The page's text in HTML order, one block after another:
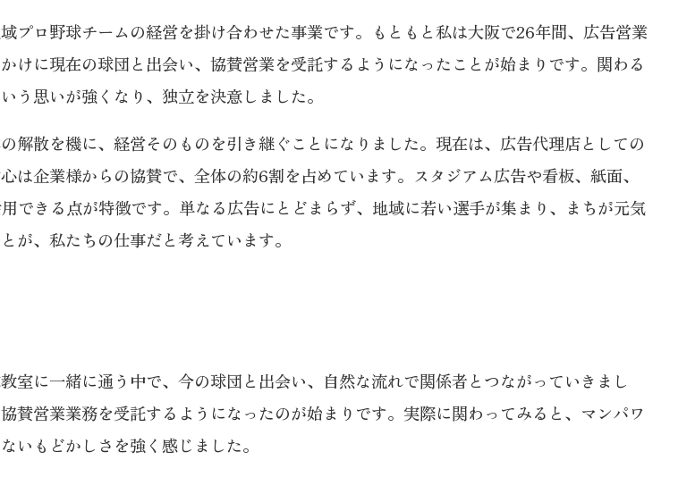
プロ野球チームの経営を掛け合わせた事業です。もともと私は大阪で26年間、広告営業
けに現在の球団と出会い、協賛営業を受託するようになったことが始まりです。関わる
う思いが強くなり、独立を決意しました。
解散を機に、経営そのものを引き継ぐことになりました。現在は、広告代理店としての
企業様からの協賛で、全体の約6割を占めています。スタジアム広告や看板、紙面、
できる点が特徴です。単なる広告にとどまらず、地域に若い選手が集まり、まちが元気
が、私たちの仕事だと考えています。
室に一緒に通う中で、今の球団と出会い、自然な流れで関係者とつながっていきまし
賛営業業務を受託するようになったのが始まりです。実際に関わってみると、マンパワ
いもどかしさを強く感じました。